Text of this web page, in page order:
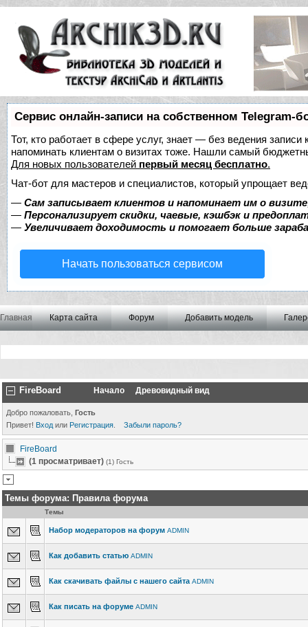
Сервис онлайн-записи на собственном Telegram-
Тот, кто работает в сфере услуг, знает — без ведения
напоминать клиентам о визитах тоже. Нашли самый
Для новых пользователей первый месяц бесплатно.
Чат-бот для мастеров и специалистов, который упрощает
— Сам записывает клиентов и напоминает им о
— Персонализирует скидки, чаевые, кэшбэк и
— Увеличивает доходимость и помогает больше
Начать пользоваться сервисом
Главная Карта сайта Форум Добавить модель
FireBoard Начало Древовидный вид
Добро пожаловать, Гость
Привет! Вход или Регистрация Забыли пароль?
FireBoard
(1 просматривает) (1) Гость
Темы форума: Правила форума
Темы
Набор модераторов на форум ADMIN
Как добавить статью ADMIN
Как скачивать файлы с нашего сайта ADMIN
Как писать на форуме ADMIN